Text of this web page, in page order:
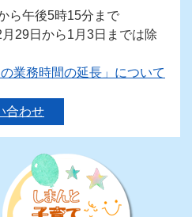
ら午後5時15分まで
月29日から1月3日までは除
業務時間の延長」について
合わせ